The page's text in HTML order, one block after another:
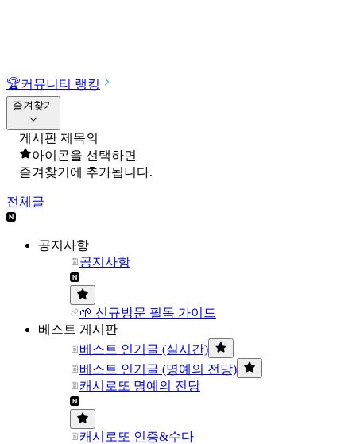
🏆커뮤니티 랭킹
즐겨찾기
게시판 제목의
아이콘을 선택하면
즐겨찾기에 추가됩니다.
전체글
공지사항
공지사항
🌱 신규방문 필독 가이드
베스트 게시판
베스트 인기글 (실시간)
베스트 인기글 (명예의 전당)
캐시로또 명예의 전당
캐시로또 인증&수다